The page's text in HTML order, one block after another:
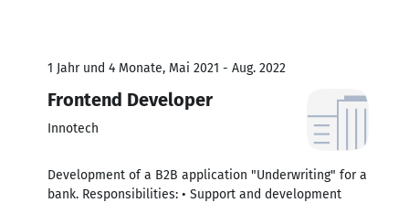
1 Jahr und 4 Monate, Mai 2021 - Aug. 2022
Frontend Developer
Innotech
Development of a B2B application "Underwriting" for a
bank. Responsibilities: • Support and development